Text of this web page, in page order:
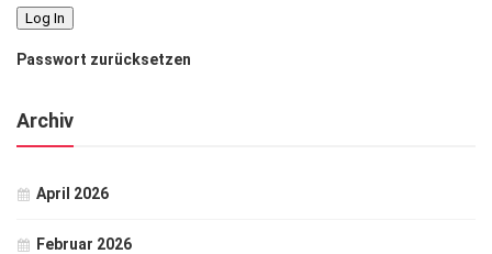
Passwort zurücksetzen
Archiv
April 2026
Februar 2026